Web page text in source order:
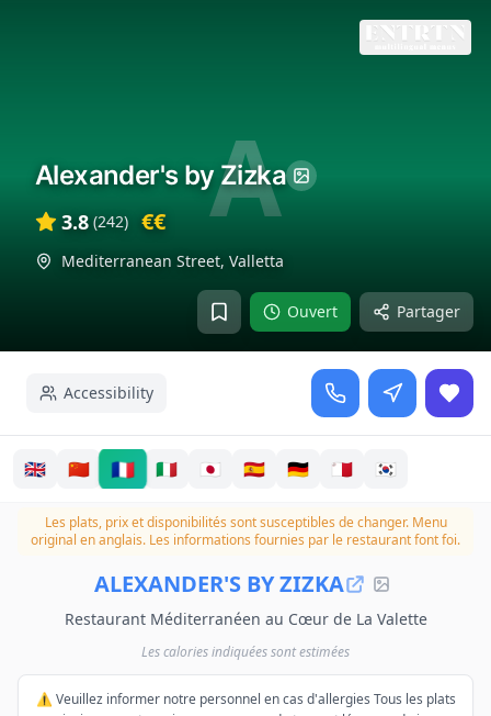
A
Ouvert Partager
Alexander's by Zizka
3.8 (242) €€
Mediterranean Street, Valletta
Accessibility
🇬🇧 🇨🇳 🇫🇷 🇮🇹 🇯🇵 🇪🇸 🇩🇪 🇲🇹 🇰🇷
Les plats, prix et disponibilités sont susceptibles de changer.Menu
original en anglais. Les informations fournies par le restaurant font foi.
ALEXANDER'S BY ZIZKA
Restaurant Méditerranéen au Cœur de La Valette
Les calories indiquées sont estimées
⚠️ Veuillez informer notre personnel en cas d'allergies Tous les plats